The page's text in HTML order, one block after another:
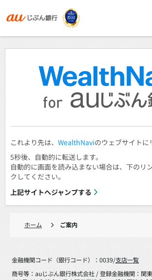
これより先は、 WealthNaviのウェブサイトに
5秒後、自動的に転送します。
自動的に画面を読み込まない場合は、下のリ
クしてください。
上記サイトへジャンプする
ホーム ご案内
金融機関コード（銀行コード）：0039/支店一覧
商号等：auじぶん銀行株式会社 / 登録金融機関：関東財務局長（登金）第